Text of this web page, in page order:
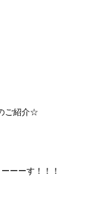
ご紹介☆
ーーす！！！